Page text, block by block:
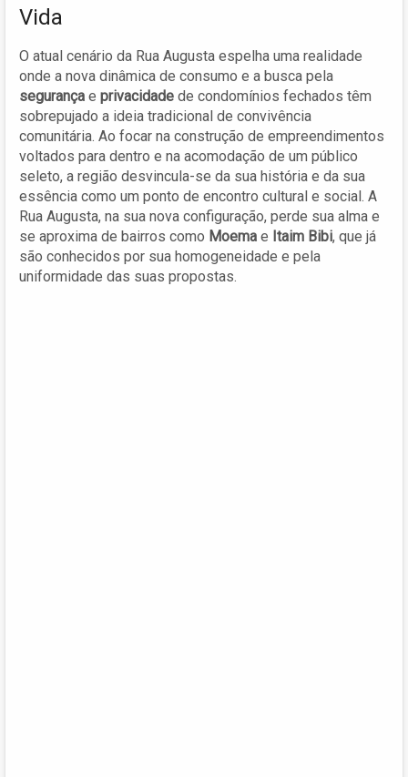
Vida
O atual cenário da Rua Augusta espelha uma realidade
onde a nova dinâmica de consumo e a busca pela
segurança e privacidade de condomínios fechados têm
sobrepujado a ideia tradicional de convivência
comunitária. Ao focar na construção de empreendimentos
voltados para dentro e na acomodação de um público
seleto, a região desvincula-se da sua história e da sua
essência como um ponto de encontro cultural e social. A
Rua Augusta, na sua nova configuração, perde sua alma e
se aproxima de bairros como Moema e Itaim Bibi, que já
são conhecidos por sua homogeneidade e pela
uniformidade das suas propostas.